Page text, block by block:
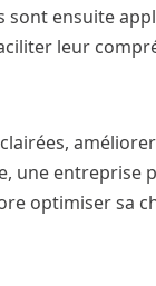
ensuite
leur
une
optimiser sa